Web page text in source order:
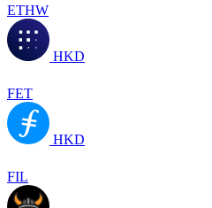
ETHW
HKD
FET
HKD
FIL